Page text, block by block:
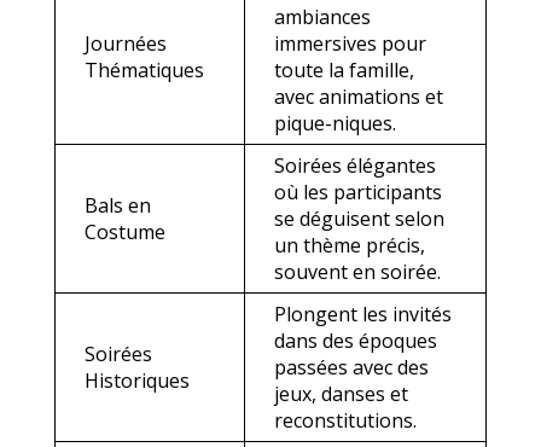
Journées
Thématiques
ambiances
immersives pour
toute la famille,
avec animations et
pique-niques.
Bals en
Costume
Soirées élégantes
où les participants
se déguisent selon
un thème précis,
souvent en soirée.
Soirées
Historiques
Plongent les invités
dans des époques
passées avec des
jeux, danses et
reconstitutions.